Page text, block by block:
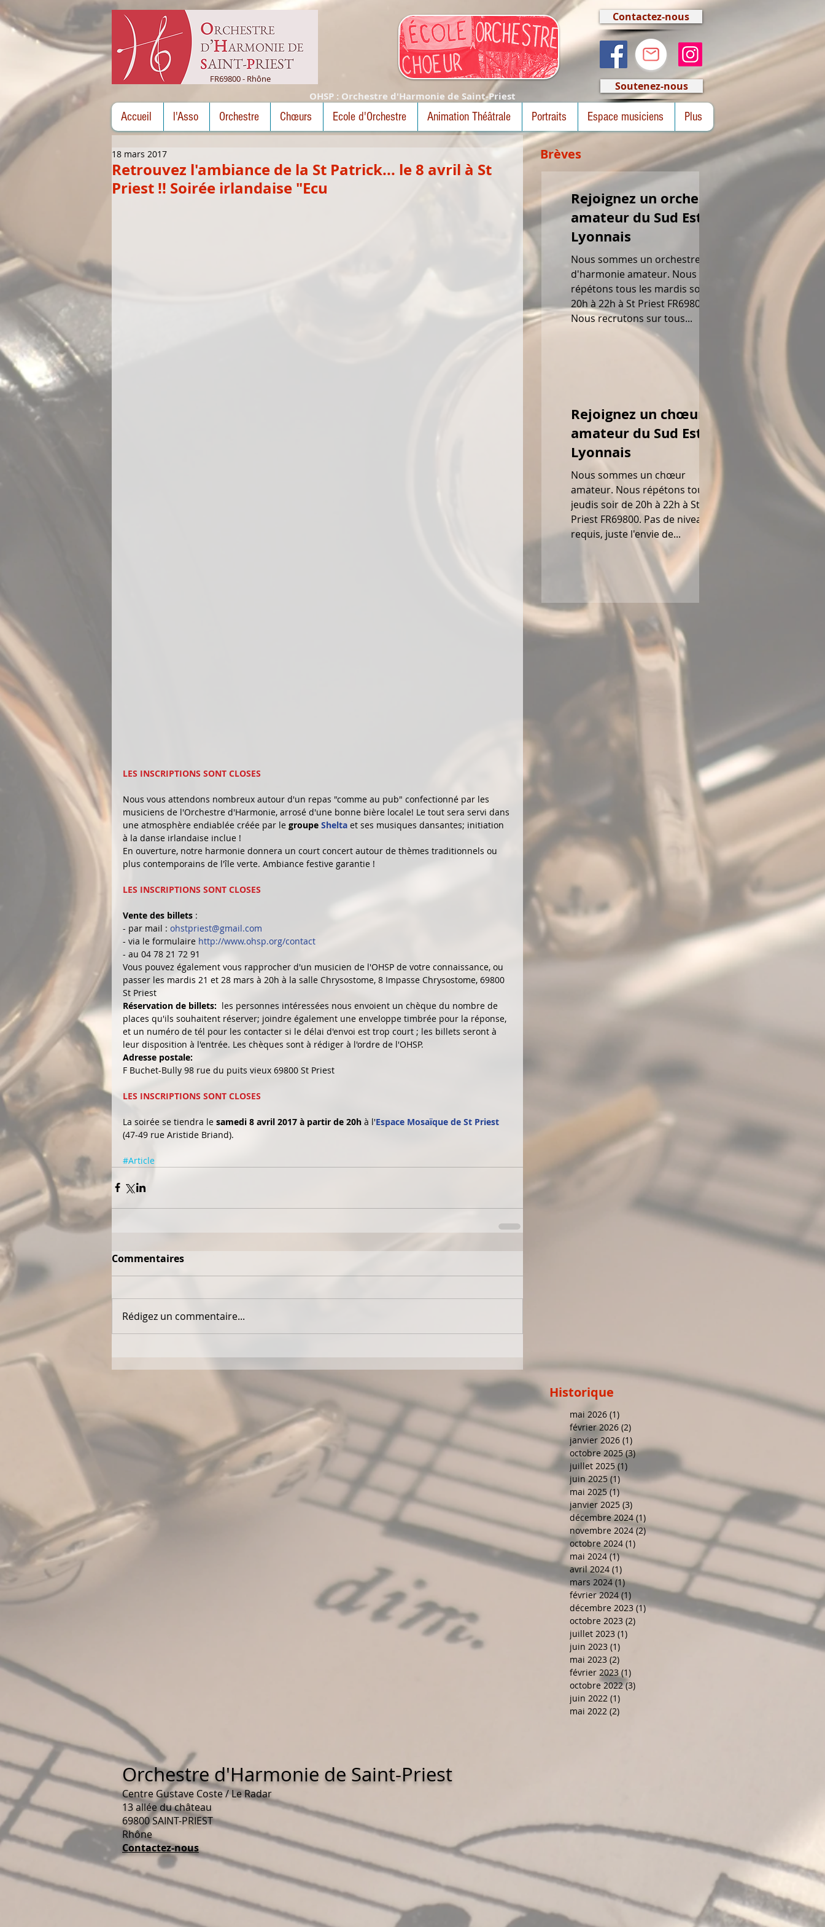
FR69800 - Rhône
OHSP : Orchestre d'Harmonie de Saint-Priest
Contactez-nous
Soutenez-nous
Accueil l'Asso Orchestre Chœurs Ecole d'Orchestre Animation Théâtrale Portraits Espace musiciens Plus
Retrouvez l'ambiance de la St Patrick... le 8 avril à St
Priest !! Soirée irlandaise "Ecu
18 mars 2017
LES INSCRIPTIONS SONT CLOSES
Nous vous attendons nombreux autour d'un repas "comme au pub" confectionné par les
musiciens de l'Orchestre d'Harmonie, arrosé d'une bonne bière locale! Le tout sera servi dans
une atmosphère endiablée créée par le groupe Shelta et ses musiques dansantes; initiation
à la danse irlandaise inclue !
En ouverture, notre harmonie donnera un court concert autour de thèmes traditionnels ou
plus contemporains de l'île verte. Ambiance festive garantie !
LES INSCRIPTIONS SONT CLOSES
Vente des billets :
- par mail : ohstpriest@gmail.com
- via le formulaire http://www.ohsp.org/contact
- au 04 78 21 72 91
Vous pouvez également vous rapprocher d'un musicien de l'OHSP de votre connaissance, ou
passer les mardis 21 et 28 mars à 20h à la salle Chrysostome, 8 Impasse Chrysostome, 69800
St Priest
Réservation de billets: les personnes intéressées nous envoient un chèque du nombre de
places qu'ils souhaitent réserver; joindre également une enveloppe timbrée pour la réponse,
et un numéro de tél pour les contacter si le délai d'envoi est trop court ; les billets seront à
leur disposition à l'entrée. Les chèques sont à rédiger à l'ordre de l'OHSP.
Adresse postale:
F Buchet-Bully 98 rue du puits vieux 69800 St Priest
LES INSCRIPTIONS SONT CLOSES
La soirée se tiendra le samedi 8 avril 2017 à partir de 20h à l'Espace Mosaïque de St Priest
(47-49 rue Aristide Briand).
#Article
Commentaires
Rédigez un commentaire...
Brèves
Rejoignez un orchestre
amateur du Sud Est
Lyonnais
Nous sommes un orchestre
d'harmonie amateur. Nous
répétons tous les mardis soir de
20h à 22h à St Priest FR69800.
Nous recrutons sur tous...
Rejoignez un chœur
amateur du Sud Est
Lyonnais
Nous sommes un chœur
amateur. Nous répétons tous les
jeudis soir de 20h à 22h à St
Priest FR69800. Pas de niveau
requis, juste l'envie de...
Historique
mai 2026 (1)
février 2026 (2)
janvier 2026 (1)
octobre 2025 (3)3 posts
juillet 2025 (1)
juin 2025 (1)1 post
mai 2025 (1)1 post
janvier 2025 (3) 3 posts
décembre 2024 (1)
novembre 2024 (2)2 posts
octobre 2024 (1)
mai 2024 (1)1 post
avril 2024 (1)
mars 2024 (1)1 post
février 2024 (1)
décembre 2023 (1)1 post
octobre 2023 (2)
juillet 2023 (1)
juin 2023 (1)
mai 2023 (2)
février 2023 (1)
octobre 2022 (3)
juin 2022 (1)
mai 2022 (2)
Orchestre d'Harmonie de Saint-Priest
Centre Gustave Coste / Le Radar
13 allée du château
69800 SAINT-PRIEST
Rhône
Contactez-nous